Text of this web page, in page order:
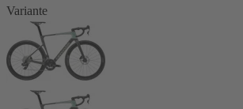
Variante